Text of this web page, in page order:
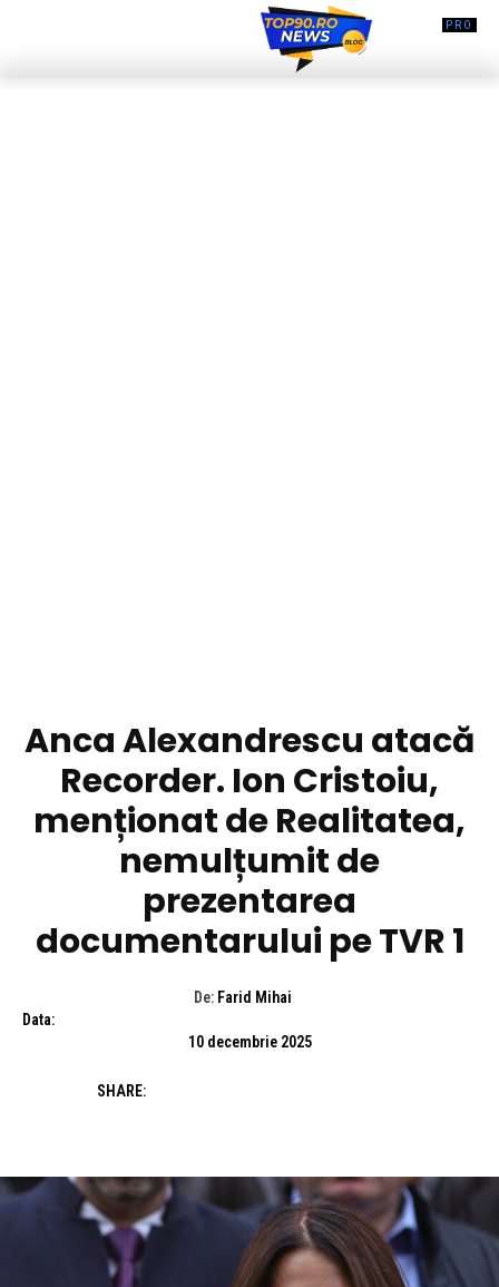
Anca Alexandrescu atacă
Recorder. Ion Cristoiu,
menționat de Realitatea,
nemulțumit de
prezentarea
documentarului pe TVR 1
De: Farid Mihai
Data:
10 decembrie 2025
SHARE: